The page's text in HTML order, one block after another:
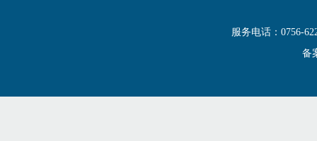
服务电话：0756-
备